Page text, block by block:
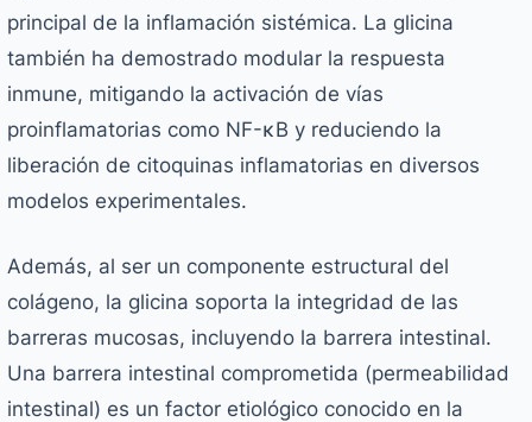
principal de la inflamación sistémica. La glicina
también ha demostrado modular la respuesta
inmune, mitigando la activación de vías
proinflamatorias como NF-κB y reduciendo la
liberación de citoquinas inflamatorias en diversos
modelos experimentales.
Además, al ser un componente estructural del
colágeno, la glicina soporta la integridad de las
barreras mucosas, incluyendo la barrera intestinal.
Una barrera intestinal comprometida (permeabilidad
intestinal) es un factor etiológico conocido en la